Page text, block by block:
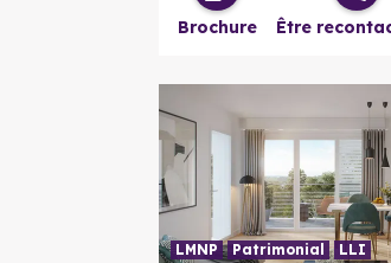
4 pièces
Brochure Être
LMNP Patrimonial
LLI